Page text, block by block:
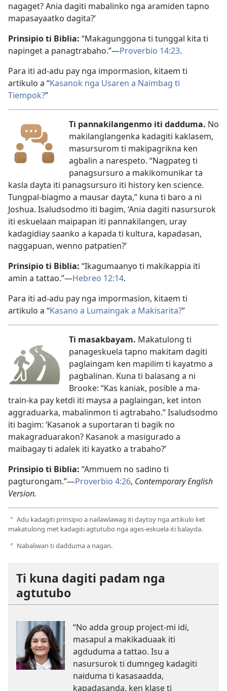
nagaget? Ania dagiti mabalinko nga aramiden tapno
mapasayaatko dagita?’
Prinsipio ti Biblia: “Makagunggona ti tunggal kita ti
napinget a panagtrabaho.”—Proverbio 14:23.
Para iti ad-adu pay nga impormasion, kitaem ti
artikulo a “Kasanok nga Usaren a Naimbag ti
Tiempok?”
Ti pannakilangenmo iti dadduma. No
makilanglangenka kadagiti kaklasem,
masursurom ti makipagrikna ken
agbalin a narespeto. “Nagpateg ti
panagsursuro a makikomunikar ta
kasla dayta iti panagsursuro iti history ken science.
Tungpal-biagmo a mausar dayta,” kuna ti baro a ni
Joshua. Isaludsodmo iti bagim, ‘Ania dagiti nasursurok
iti eskuelaan maipapan iti pannakilangen, uray
kadagidiay saanko a kapada ti kultura, kapadasan,
naggapuan, wenno patpatien?’
Prinsipio ti Biblia: “Ikagumaanyo ti makikappia iti
amin a tattao.”—Hebreo 12:14.
Para iti ad-adu pay nga impormasion, kitaem ti
artikulo a “Kasano a Lumaingak a Makisarita?”
Ti masakbayam. Makatulong ti
panageskuela tapno makitam dagiti
paglaingam ken mapilim ti kayatmo a
pagbalinan. Kuna ti balasang a ni
Brooke: “Kas kaniak, posible a ma-
train-ka pay ketdi iti maysa a paglaingan, ket inton
aggraduarka, mabalinmon ti agtrabaho.” Isaludsodmo
iti bagim: ‘Kasanok a suportaran ti bagik no
makagraduarakon? Kasanok a masigurado a
maibagay ti adalek iti kayatko a trabaho?’
Prinsipio ti Biblia: “Ammuem no sadino ti
pagturongam.”—Proverbio 4:26, Contemporary English
Version.
a Adu kadagiti prinsipio a nailawlawag iti daytoy nga artikulo ket
makatulong met kadagiti agtutubo nga ages-eskuela iti balayda.
b Nabaliwan ti dadduma a nagan.
Ti kuna dagiti padam nga
agtutubo
“No adda group project-mi idi,
masapul a makikaduaak iti
agduduma a tattao. Isu a
nasursurok ti dumngeg kadagiti
naiduma ti kasasaadda,
kapadasanda, ken klase ti